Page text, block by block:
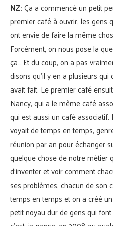
NZ:Ça a commencé un petit
premier café à ouvrir, les gens
ont envie de faire la même
Forcément, on nous pose la
ça… Et du coup, on a pas
disons qu’il y en a plusieurs
avait fait. Le premier café
Nancy, qui a le même café
qui est aussi un café
voyait de temps en temps,
réunion par an pour échanger
quelque chose de notre métier
d’inventer et voir comment
ses problèmes, chacun de son
temps en temps et on a créé
petit noyau dur de gens qui